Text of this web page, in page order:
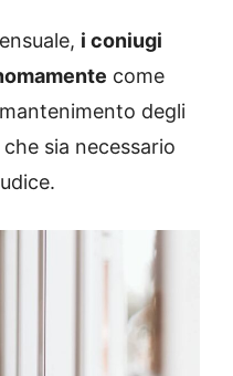
i coniugi
come
degli
sia necessario